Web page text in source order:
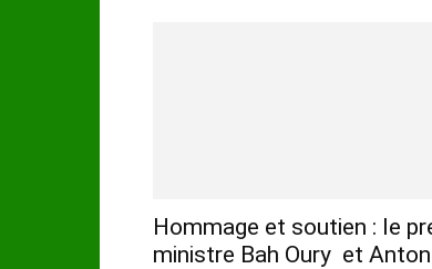
Hommage et soutien : le
ministre Bah Oury et